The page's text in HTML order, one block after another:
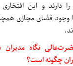
دارند و این
وجود فضای مجازی
نگاه مدیران
چگونه است؟